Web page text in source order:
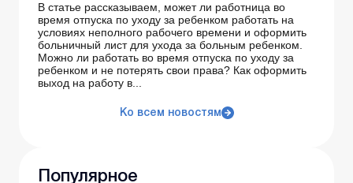
В статье рассказываем, может ли работница во
время отпуска по уходу за ребенком работать на
условиях неполного рабочего времени и оформить
больничный лист для ухода за больным ребенком.
Можно ли работать во время отпуска по уходу за
ребенком и не потерять свои права? Как оформить
выход на работу в...
Ко всем новостям
Популярное